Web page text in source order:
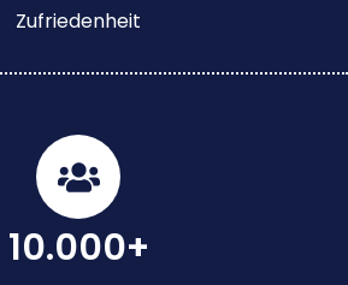
Zufriedenheit
10.000+